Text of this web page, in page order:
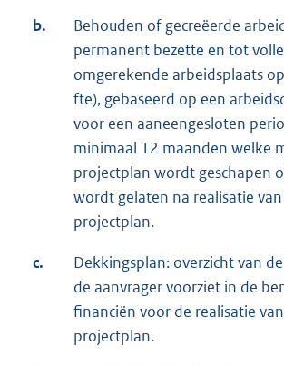
b.
Behouden of gecreëerde
permanent bezette en tot
omgerekende arbeidsplaats
fte), gebaseerd op een
voor een aaneengesloten
minimaal 12 maanden welke
projectplan wordt geschapen
wordt gelaten na realisatie
projectplan.
c.
Dekkingsplan: overzicht van
de aanvrager voorziet in de
financiën voor de realisatie
projectplan.